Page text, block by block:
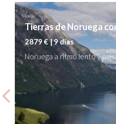
Tierras de Noruega
2879 € | 9 días
Noruega a ritmo lento y